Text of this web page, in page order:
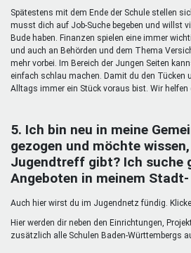
Spätestens mit dem Ende der Schule stellen
musst dich auf Job-Suche begeben und willst
Bude haben. Finanzen spielen eine immer
und auch an Behörden und dem Thema
mehr vorbei. Im Bereich der Jungen Seiten
einfach schlau machen. Damit du den Tücken
Alltags immer ein Stück voraus bist. Wir helfen
5. Ich bin neu in meine
gezogen und möchte
Jugendtreff gibt? Ich suche
Angeboten in meinem
Auch hier wirst du im Jugendnetz fündig. Klicke
Hier werden dir neben den Einrichtungen,
zusätzlich alle Schulen Baden-Württembergs